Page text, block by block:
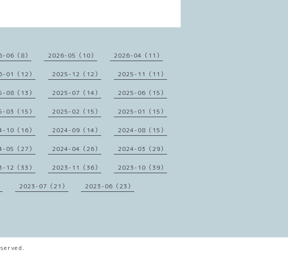
06（8） 2026-05（10） 2026-04（11）
01（12） 2025-12（12） 2025-11（11）
08（13） 2025-07（14） 2025-06（15）
03（15） 2025-02（15） 2025-01（15）
10（16） 2024-09（14） 2024-08（15）
05（27） 2024-04（26） 2024-03（29）
12（33） 2023-11（36） 2023-10（39）
2023-07（21） 2023-06（23）